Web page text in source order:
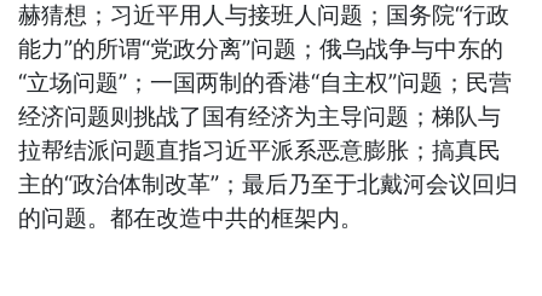
赫猜想；习近平用人与接班人问题；国务院“行政
能力”的所谓“党政分离”问题；俄乌战争与中东的
“立场问题”；一国两制的香港“自主权”问题；民营
经济问题则挑战了国有经济为主导问题；梯队与
拉帮结派问题直指习近平派系恶意膨胀；搞真民
主的“政治体制改革”；最后乃至于北戴河会议回归
的问题。都在改造中共的框架内。